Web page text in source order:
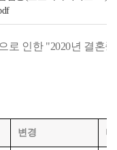
로 인한 "2020년 결혼
변경 비